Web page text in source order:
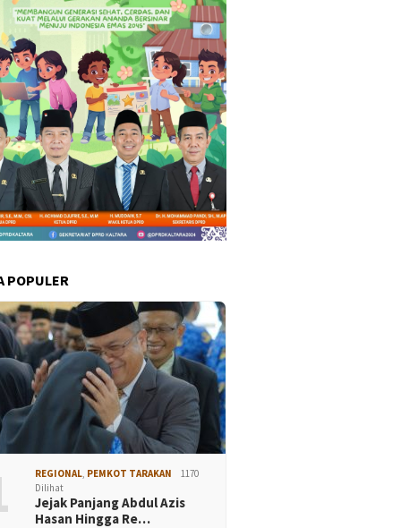
POPULER
REGIONAL PEMKOT TARAKAN
1170
Dilihat
Jejak Panjang Abdul Azis
Hasan Hingga Re…